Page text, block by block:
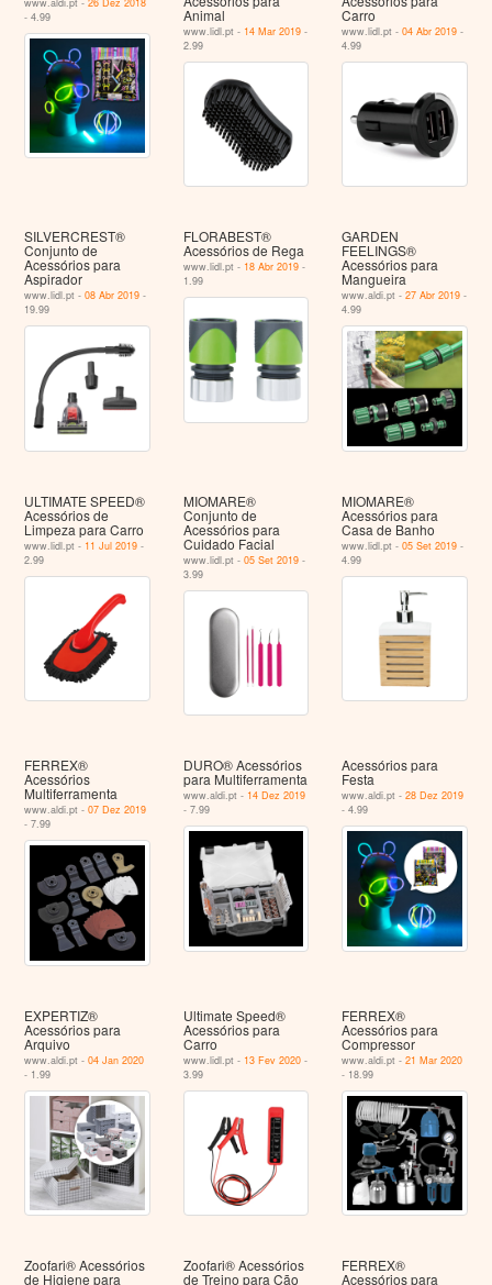
- 4.99
Animal
www.lidl.pt - 14 Mar 2019-
2.99
Carro
www.lidl.pt -04 Abr 2019 -
4.99
SILVERCREST®
Conjunto de
Acessórios para
Aspirador
www.lidl.pt -08 Abr 2019 -
19.99
FLORABEST®
Acessórios de Rega
www.lidl.pt - 18 Abr 2019-
1.99
GARDEN
FEELINGS®
Acessórios para
Mangueira
www.aldi.pt -27 Abr 2019 -
4.99
ULTIMATE SPEED®
Acessórios de
Limpeza para Carro
www.lidl.pt - 11 Jul 2019 -
2.99
MIOMARE®
Conjunto de
Acessórios para
Cuidado Facial
www.lidl.pt - 05 Set 2019-
3.99
MIOMARE®
Acessórios para
Casa de Banho
www.lidl.pt -05 Set 2019 -
4.99
FERREX®
Acessórios
Multiferramenta
www.aldi.pt -07 Dez 2019
- 7.99
DURO® Acessórios
para Multiferramenta
www.aldi.pt - 14 Dez 2019
- 7.99
Acessórios para
Festa
www.aldi.pt -28 Dez 2019
- 4.99
EXPERTIZ®
Acessórios para
Arquivo
www.aldi.pt -04 Jan 2020
- 1.99
Ultimate Speed®
Acessórios para
Carro
www.lidl.pt - 13 Fev 2020-
3.99
FERREX®
Acessórios para
Compressor
www.aldi.pt -21 Mar 2020
- 18.99
Zoofari® Acessórios
de Higiene para
Zoofari® Acessórios
de Treino para Cão
FERREX®
Acessórios para